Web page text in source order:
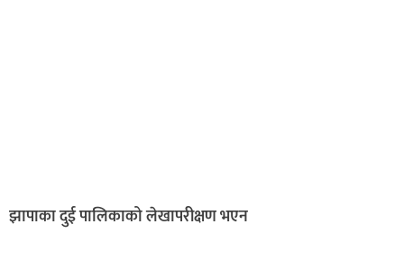
झापाका दुई पालिकाको लेखापरीक्षण भएन